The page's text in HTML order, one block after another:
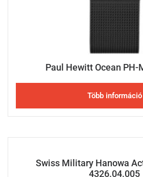
Paul Hewitt Ocean PH-
Több információ
Swiss Military Hanowa
4326.04.005